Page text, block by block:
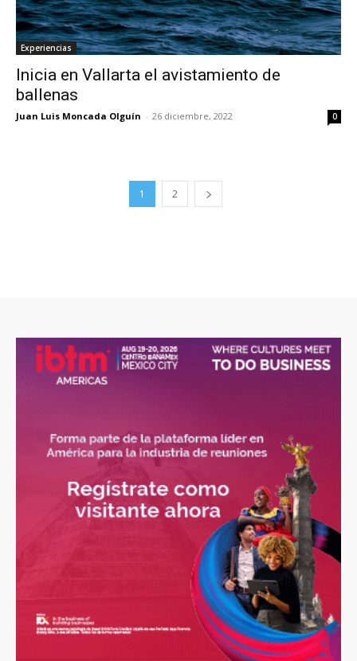
Experiencias
Inicia en Vallarta el avistamiento de
ballenas
Juan Luis Moncada Olguín - 26 diciembre, 2022 0
1 2